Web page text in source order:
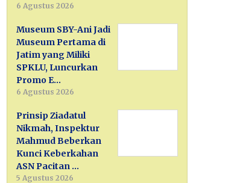
6 Agustus 2026
Museum SBY-Ani Jadi
Museum Pertama di
Jatim yang Miliki
SPKLU, Luncurkan
Promo E…
6 Agustus 2026
Prinsip Ziadatul
Nikmah, Inspektur
Mahmud Beberkan
Kunci Keberkahan
ASN Pacitan …
5 Agustus 2026